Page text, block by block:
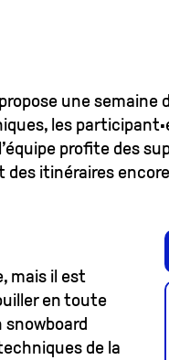
une semaine
les
profite des
itinéraires
mais il est
en toute
snowboard
de la